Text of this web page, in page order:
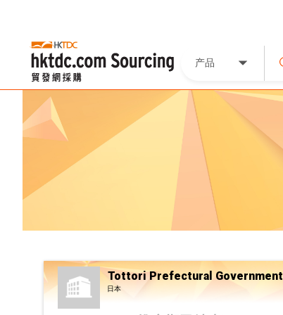
产品
Tottori Prefectural Government
日本